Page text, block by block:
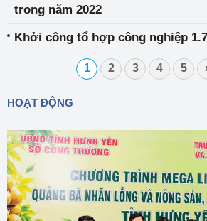
trong năm 2022
Khởi công tổ hợp công nghiệp
1 2 3 4 5
HOẠT ĐỘNG